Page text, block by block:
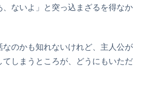
ないよ」と突っ込まざるを得なか
のかも知れないけれど、主人公が
てしまうところが、どうにもいただ